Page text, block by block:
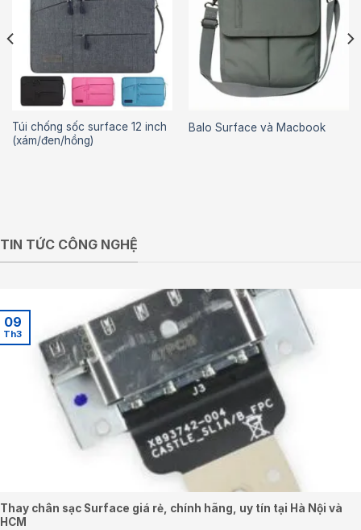
Túi chống sốc surface 12 inch
(xám/đen/hồng)
Balo Surface và Macbook
TIN TỨC CÔNG NGHỆ
Thay chân sạc Surface giá rẻ, chính hãng, uy tín tại Hà Nội và
HCM
09
Th3